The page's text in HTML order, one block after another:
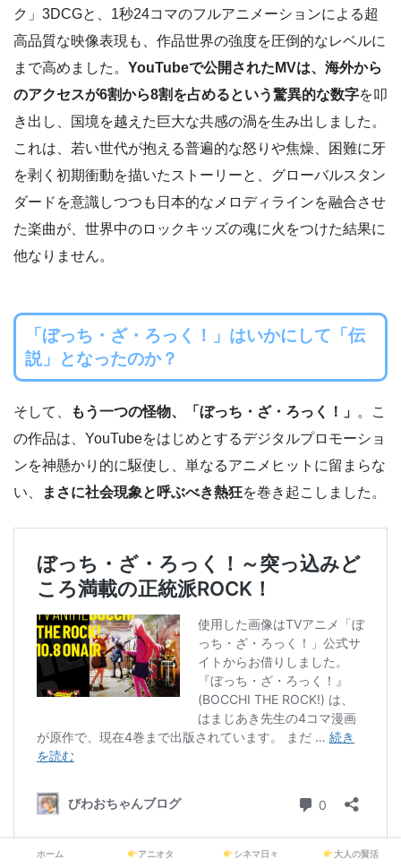
ク」3DCGと、1秒24コマのフルアニメーションによる超
高品質な映像表現も、作品世界の強度を圧倒的なレベルに
まで高めました。 YouTubeで公開されたMVは、海外から
のアクセスが6割から8割を占めるという驚異的な数字を叩
き出し、国境を越えた巨大な共感の渦を生み出しました。
これは、若い世代が抱える普遍的な怒りや焦燥、困難に牙
を剥く初期衝動を描いたストーリーと、グローバルスタン
ダードを意識しつつも日本的なメロディラインを融合させ
た楽曲が、世界中のロックキッズの魂に火をつけた結果に
他なりません。
「ぼっち・ざ・ろっく！」はいかにして「伝
説」となったのか？
そして、 もう一つの怪物、「ぼっち・ざ・ろっく！」 。こ
の作品は、YouTubeをはじめとするデジタルプロモーショ
ンを神懸かり的に駆使し、単なるアニメヒットに留まらな
い、
まさに社会現象と呼ぶべき熱狂を巻き起こしました。
ホーム アニオタ シネマ日々 大人の賢活